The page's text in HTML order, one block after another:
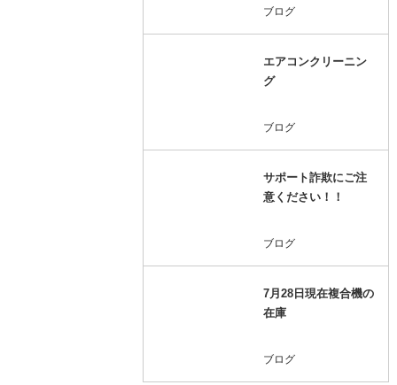
ブログ
エアコンクリーニン
グ
ブログ
サポート詐欺にご注
意ください！！
ブログ
7月28日現在複合機の
在庫
ブログ